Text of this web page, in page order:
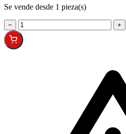
Se vende desde 1 pieza(s)
− +